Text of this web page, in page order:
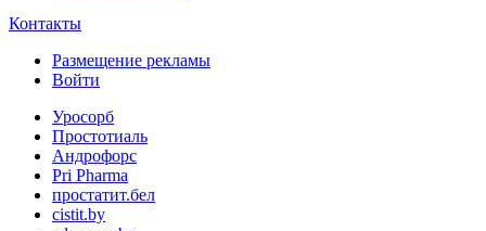
Контакты
Размещение рекламы
Войти
Уросорб
Простотиаль
Андрофорс
Pri Pharma
простатит.бел
cistit.by